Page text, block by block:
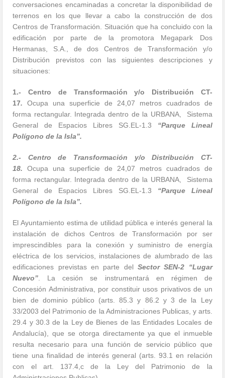
conversaciones encaminadas a concretar la disponibilidad de
terrenos en los que llevar a cabo la construcción de dos
Centros de Transformación. Situación que ha concluido con la
edificación por parte de la promotora Megapark Dos
Hermanas, S.A., de dos Centros de Transformación y/o
Distribución previstos con las siguientes descripciones y
situaciones:
1.- Centro de Transformación y/o Distribución CT-
17.Ocupa una superficie de 24,07 metros cuadrados de
forma rectangular. Integrada dentro de la URBANA, Sistema
General de Espacios Libres SG.EL-1.3
“Parque Lineal
Polígono de la Isla”.
2.- Centro de Transformación y/o Distribución CT-
18.Ocupa una superficie de 24,07 metros cuadrados de
forma rectangular. Integrada dentro de la URBANA, Sistema
General de Espacios Libres SG.EL-1.3
“Parque Lineal
Polígono de la Isla”.
El Ayuntamiento estima de utilidad pública e interés general la
instalación de dichos Centros de Transformación por ser
imprescindibles para la conexión y suministro de energía
eléctrica de los servicios, instalaciones de alumbrado de las
edificaciones previstas en parte del Sector SEN-2 “Lugar
Nuevo” . La cesión se instrumentará en régimen de
Concesión Administrativa, por constituir usos privativos de un
bien de dominio público (arts. 85.3 y 86.2 y 3 de la Ley
33/2003 del Patrimonio de la Administraciones Publicas, y arts.
29.4 y 30.3 de la Ley de Bienes de las Entidades Locales de
Andalucía), que se otorga directamente ya que el inmueble
resulta necesario para una función de servicio público que
tiene una finalidad de interés general (arts. 93.1 en relación
con el art. 137.4,c de la Ley del Patrimonio de la